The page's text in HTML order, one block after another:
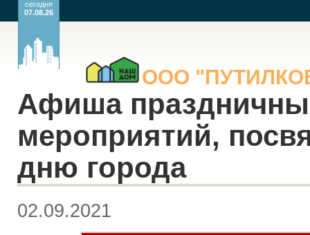
ООО
сегодня
07.08.26
Афиша
мероприятий,
дню города
02.09.2021